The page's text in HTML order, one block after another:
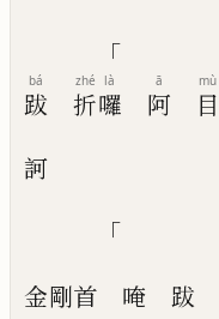
「
跋
bá
折
zhé
囉
là
阿
ā
目
mù
訶
「
金剛首 唵 跋